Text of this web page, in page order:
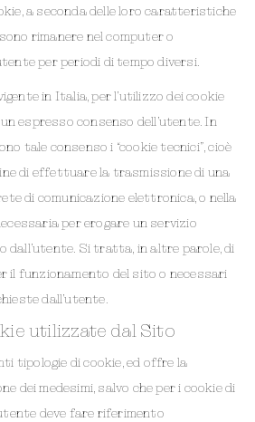
a seconda delle loro caratteristiche
rimanere nel computer o
per periodi di tempo diversi.
in Italia, per l’utilizzo dei cookie
espresso consenso dell’utente. In
tale consenso i “cookie tecnici”, cioè
di effettuare la trasmissione di una
di comunicazione elettronica, o nella
per erogare un servizio
dall’utente. Si tratta, in altre parole, di
il funzionamento del sito o necessari
dall’utente.
utilizzate dal Sito
tipologie di cookie, ed offre la
dei medesimi, salvo che per i cookie di
deve fare riferimento